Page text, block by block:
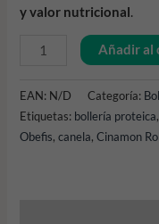
y valor nutricional.
Añadir al
EAN: N/D Categoría:
Etiquetas: bollería proteica,
Obefis,canela,Cinamon